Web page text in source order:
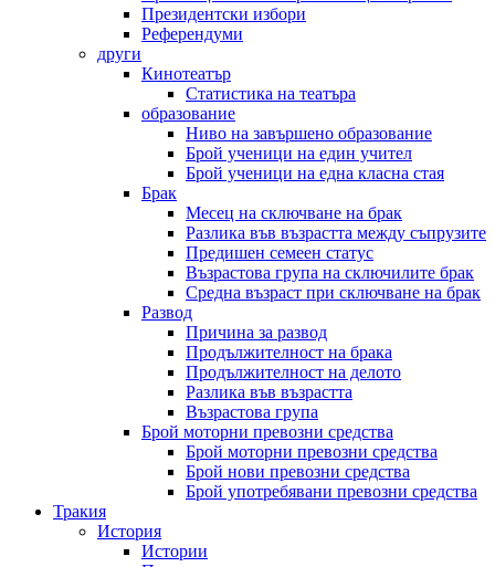
Президентски избори
Референдуми
други
Кинотеатър
Статистика на театъра
образование
Ниво на завършено образование
Брой ученици на един учител
Брой ученици на една класна стая
Брак
Месец на сключване на брак
Разлика във възрастта между съпрузите
Предишен семеен статус
Възрастова група на сключилите брак
Средна възраст при сключване на брак
Развод
Причина за развод
Продължителност на брака
Продължителност на делото
Разлика във възрастта
Възрастова група
Брой моторни превозни средства
Брой моторни превозни средства
Брой нови превозни средства
Брой употребявани превозни средства
Тракия
История
Истории